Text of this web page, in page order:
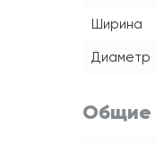
Ширина
Диаметр
Общие